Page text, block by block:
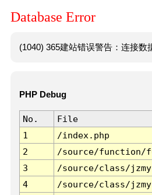
Database Error
(1040) 365建站错误警告：连接数
PHP Debug
No. File
1
/index.php
2
/source/function/
3
/source/class/
4
/source/class/